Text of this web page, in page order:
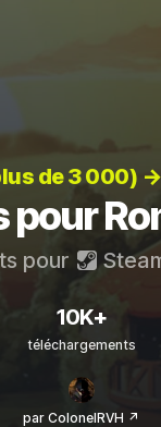
de 3 000) →
pour
pour
10K+
téléchargements
par ColonelRVH ↗